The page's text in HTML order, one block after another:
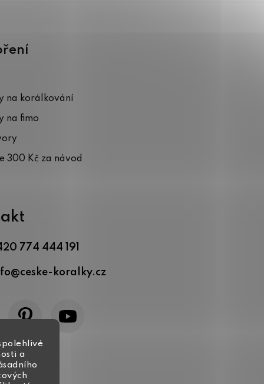
a
na korálkování
na fimo
300 Kč za návod
@ceske-koralky.cz
774 444 191